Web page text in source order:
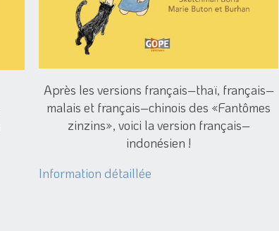
Après les versions français–thaï, français–
malais et français–chinois des «Fantômes
zinzins», voici la version français–
indonésien !
Information détaillée